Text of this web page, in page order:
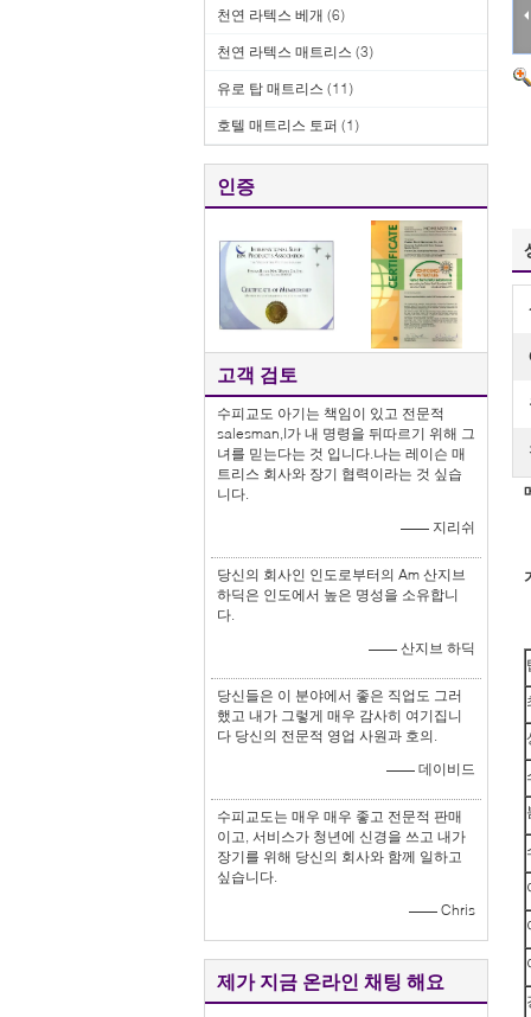
천연 라텍스 베개 (6)
천연 라텍스 매트리스 (3)
유로 탑 매트리스 (11)
호텔 매트리스 토퍼 (1)
인증
고객 검토
수피교도 아기는 책임이 있고 전문적
salesman,I가 내 명령을 뒤따르기 위해 그
녀를 믿는다는 것 입니다.나는 레이슨 매
트리스 회사와 장기 협력이라는 것 싶습
니다.
—— 지리쉬
당신의 회사인 인도로부터의 Am 산지브
하딕은 인도에서 높은 명성을 소유합니
다.
—— 산지브 하딕
당신들은 이 분야에서 좋은 직업도 그러
했고 내가 그렇게 매우 감사히 여기집니
다 당신의 전문적 영업 사원과 호의.
—— 데이비드
수피교도는 매우 매우 좋고 전문적 판매
이고, 서비스가 청년에 신경을 쓰고 내가
장기를 위해 당신의 회사와 함께 일하고
싶습니다.
—— Chris
제가 지금 온라인 채팅 해요